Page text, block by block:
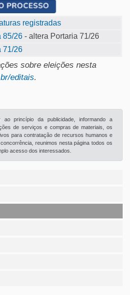
registradas
85/26 - altera Portaria 71/26
71/26
sobre eleições nesta
editais.
princípio da publicidade, informando a
de serviços e compras de materiais, os
para contratação de recursos humanos e
reunimos nesta página todos os
acesso dos interessados.